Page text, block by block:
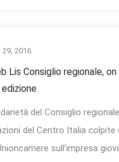
2016
Lis Consiglio regionale, on
edizione
del Consiglio
del Centro Italia colpite
sull’impresa